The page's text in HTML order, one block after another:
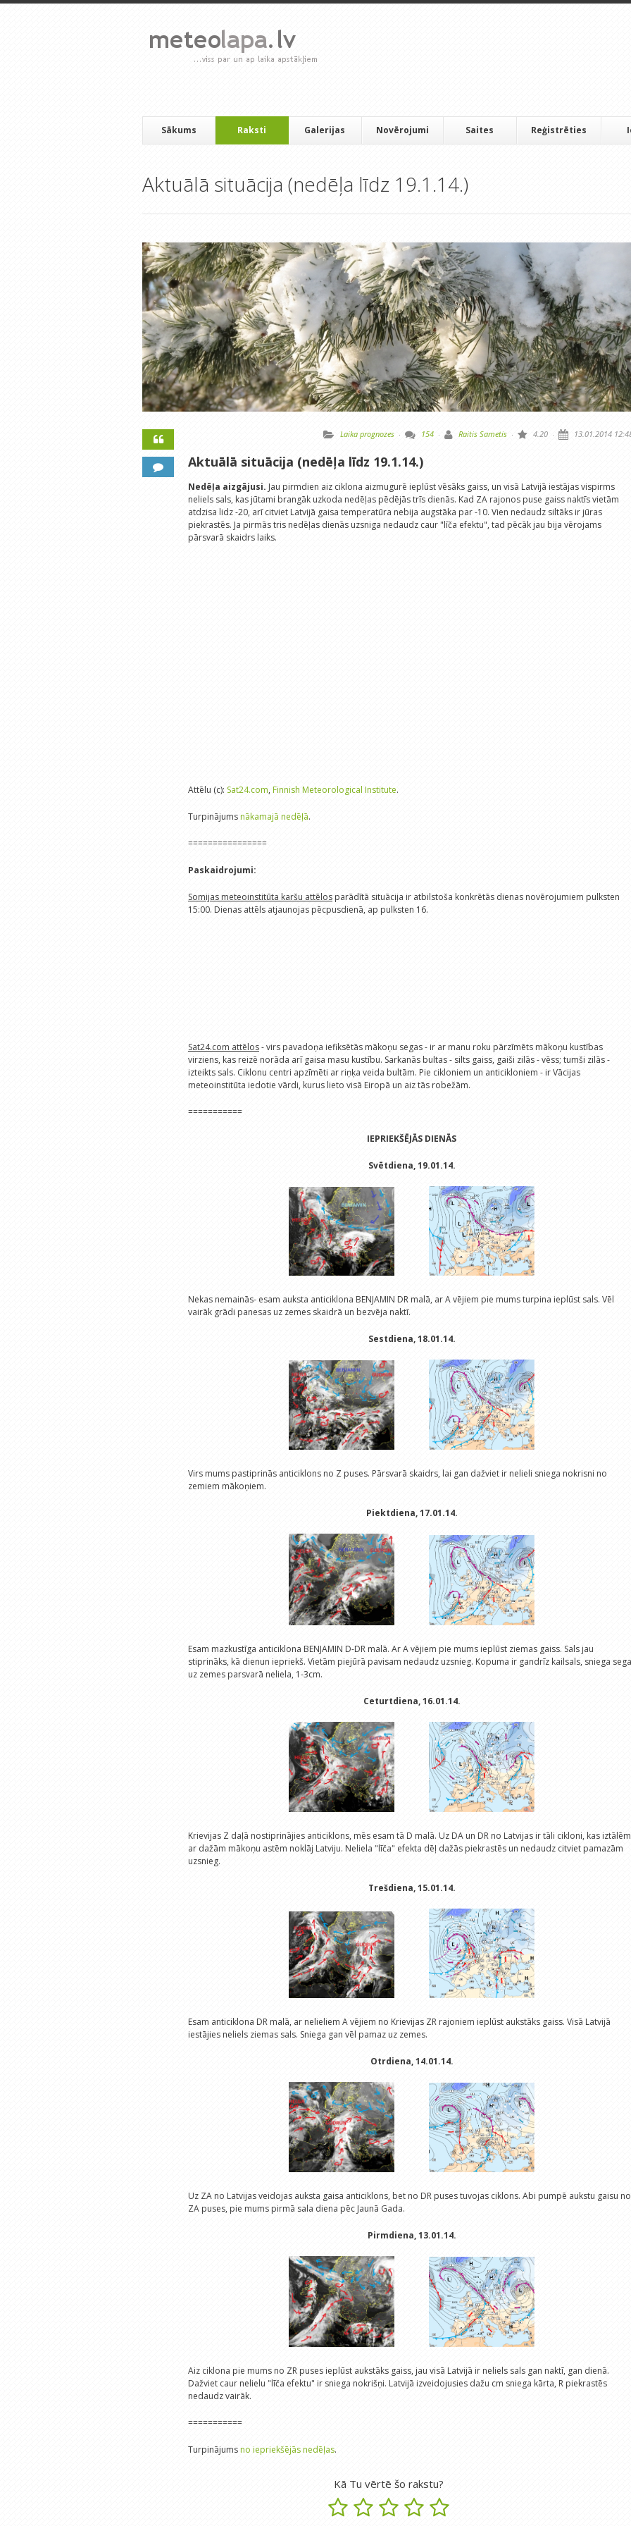
Sākums Raksti Galerijas Novērojumi Saites Reģistrēties
Aktuālā situācija (nedēļa līdz 19.1.14.)
Laika prognozes · 154 · Raitis Sametis · 4.20 · 13.01.2014
Aktuālā situācija (nedēļa līdz 19.1.14.)
Nedēļa aizgājusi. Jau pirmdien aiz ciklona aizmugurē ieplūst vēsāks gaiss, un visā Latvijā iestājas vispirms
neliels sals, kas jūtami brangāk uzkoda nedēļas pēdējās trīs dienās. Kad ZA rajonos puse gaiss naktīs vietām
atdzisa lidz -20, arī citviet Latvijā gaisa temperatūra nebija augstāka par -10. Vien nedaudz siltāks ir jūras
piekrastēs. Ja pirmās tris nedēļas dienās uzsniga nedaudz caur "līča efektu", tad pēcāk jau bija vērojams
pārsvarā skaidrs laiks.
Attēlu (c): Sat24.com, Finnish Meteorological Institute.
Turpinājumsnākamajā nedēļā.
================
Paskaidrojumi:
Somijas meteoinstitūta karšu attēlosparādītā situācija ir atbilstoša konkrētās dienas novērojumiem pulksten
15:00. Dienas attēls atjaunojas pēcpusdienā, ap pulksten 16.
Sat24.com attēlos- virs pavadoņa iefiksētās mākoņu segas - ir ar manu roku pārzīmēts mākoņu kustības
virziens, kas reizē norāda arī gaisa masu kustību. Sarkanās bultas - silts gaiss, gaiši zilās - vēss; tumši zilās -
izteikts sals. Ciklonu centri apzīmēti ar riņķa veida bultām. Pie cikloniem un anticikloniem - ir Vācijas
meteoinstitūta iedotie vārdi, kurus lieto visā Eiropā un aiz tās robežām.
===========
IEPRIEKŠĒJĀS DIENĀS
Svētdiena, 19.01.14.
Nekas nemainās- esam auksta anticiklona BENJAMIN DR malā, ar A vējiem pie mums turpina ieplūst sals. Vēl
vairāk grādi panesas uz zemes skaidrā un bezvēja naktī.
Sestdiena, 18.01.14.
Virs mums pastiprinās anticiklons no Z puses. Pārsvarā skaidrs, lai gan dažviet ir nelieli sniega nokrisni no
zemiem mākoņiem.
Piektdiena, 17.01.14.
Esam mazkustīga anticiklona BENJAMIN D-DR malā. Ar A vējiem pie mums ieplūst ziemas gaiss. Sals jau
stiprināks, kā dienun iepriekš. Vietām piejūrā pavisam nedaudz uzsnieg. Kopuma ir gandrīz kailsals, sniega sega
uz zemes parsvarā neliela, 1-3cm.
Ceturtdiena, 16.01.14.
Krievijas Z daļā nostiprinājies anticiklons, mēs esam tā D malā. Uz DA un DR no Latvijas ir tāli cikloni, kas iztālēm
ar dažām mākoņu astēm noklāj Latviju. Neliela "līča" efekta dēļ dažās piekrastēs un nedaudz citviet pamazām
uzsnieg.
Trešdiena, 15.01.14.
Esam anticiklona DR malā, ar nelieliem A vējiem no Krievijas ZR rajoniem ieplūst aukstāks gaiss. Visā Latvijā
iestājies neliels ziemas sals. Sniega gan vēl pamaz uz zemes.
Otrdiena, 14.01.14.
Uz ZA no Latvijas veidojas auksta gaisa anticiklons, bet no DR puses tuvojas ciklons. Abi pumpē aukstu gaisu no
ZA puses, pie mums pirmā sala diena pēc Jaunā Gada.
Pirmdiena, 13.01.14.
Aiz ciklona pie mums no ZR puses ieplūst aukstāks gaiss, jau visā Latvijā ir neliels sals gan naktī, gan dienā.
Dažviet caur nelielu "līča efektu" ir sniega nokrišņi. Latvijā izveidojusies dažu cm sniega kārta, R piekrastēs
nedaudz vairāk.
===========
Turpinājumsno iepriekšējās nedēļas.
Kā Tu vērtē šo rakstu?